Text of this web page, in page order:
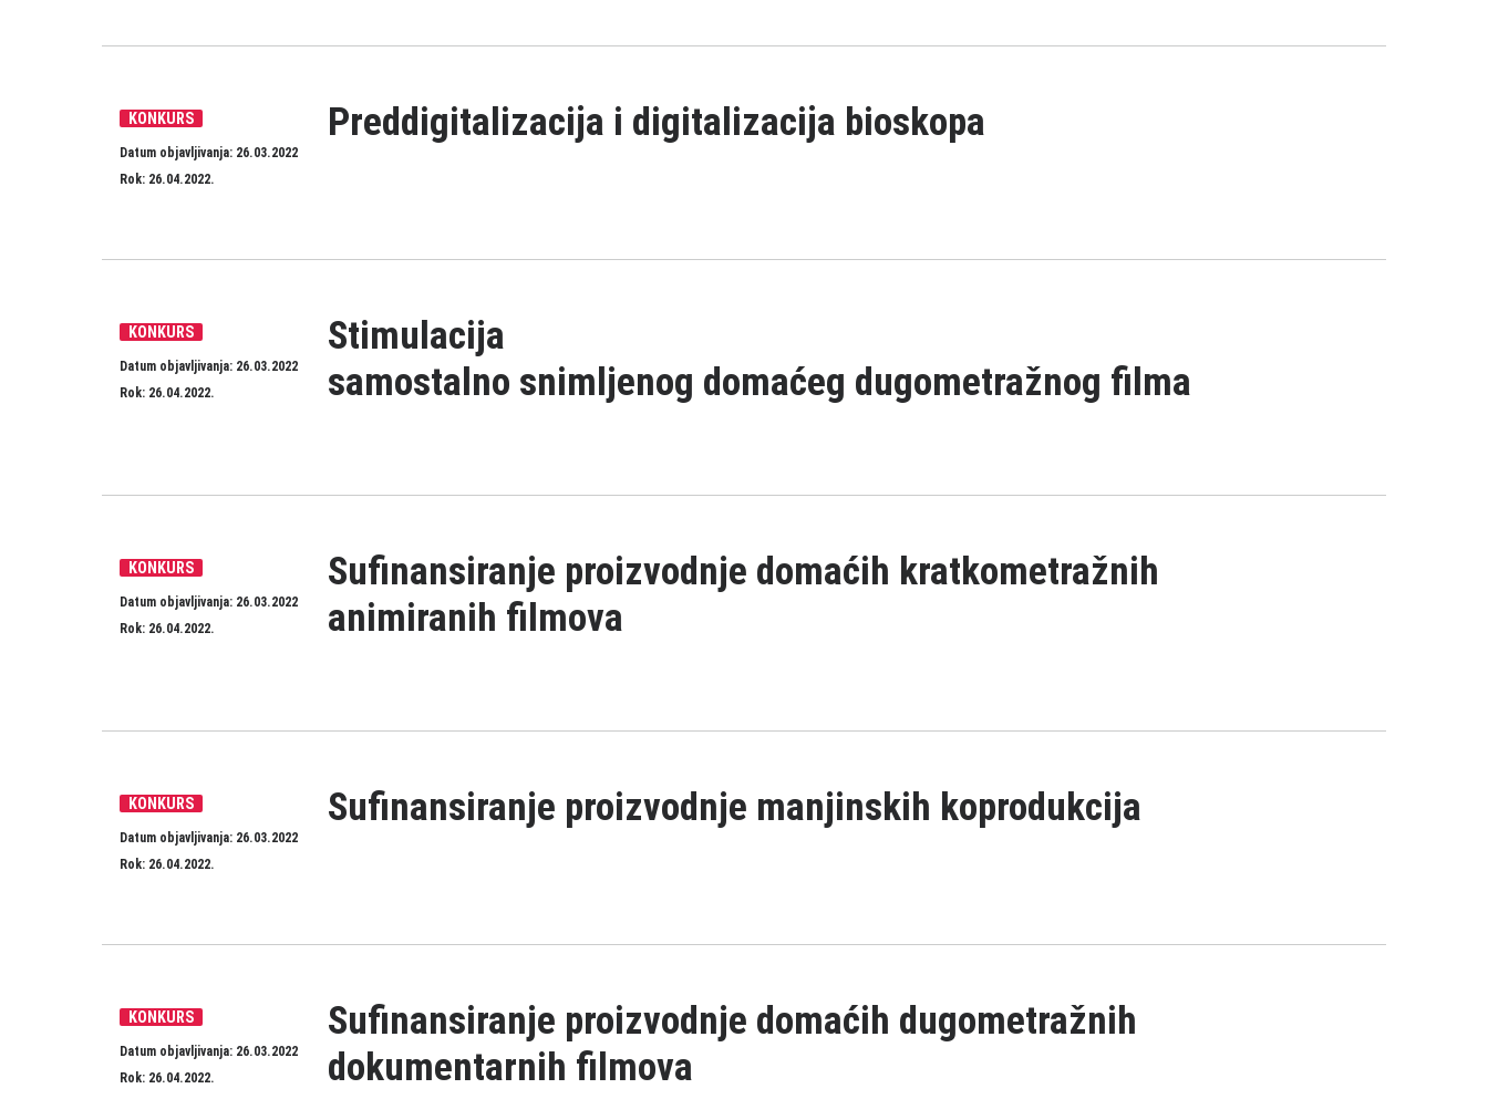
KONKURS
Datum objavljivanja: 26.03.2022
Rok: 26.04.2022.
Preddigitalizaciјa i digitalizaciјa bioskopa
KONKURS
Datum objavljivanja: 26.03.2022
Rok: 26.04.2022.
Stimulacija
samostalno snimljenog domaćeg dugometražnog filma
KONKURS
Datum objavljivanja: 26.03.2022
Rok: 26.04.2022.
Sufinansiranje proizvodnje domaćih kratkometražnih
animiranih filmova
KONKURS
Datum objavljivanja: 26.03.2022
Rok: 26.04.2022.
Sufinansiranje proizvodnje manjinskih koprodukcija
KONKURS
Datum objavljivanja: 26.03.2022
Rok: 26.04.2022.
Sufinansiranje proizvodnje domaćih dugometražnih
dokumentarnih filmova